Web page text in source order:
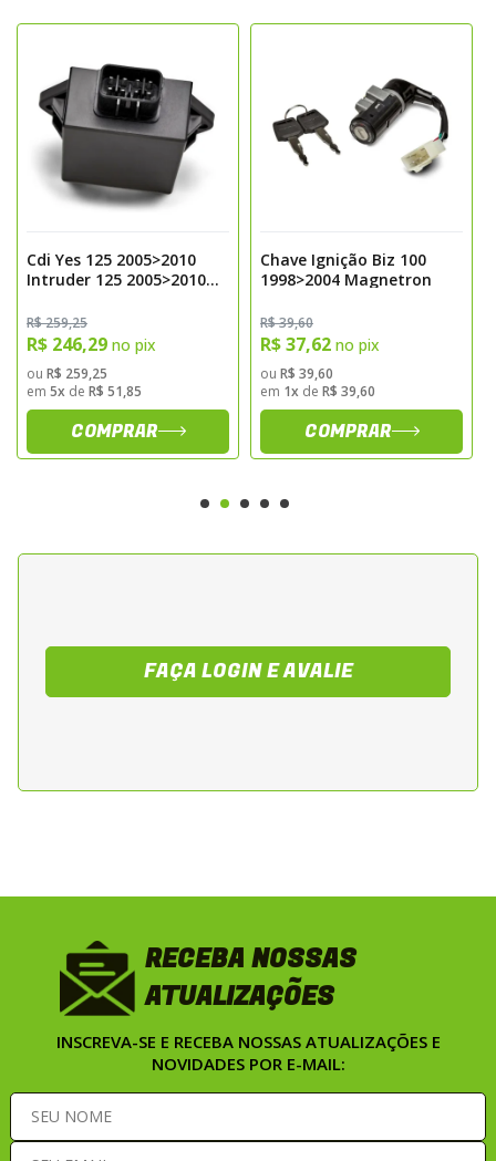
- Conexões elétricas: Padrão original Suzuki,
permitindo instalação direta
- Função: Acionamento do sistema de
ignição e travamento mecânico da direção
Vantagens
impactos
de ignição original
- Funcionamento estável e seguro em
diferentes condições de uso
- Travamento mecânico confiável,
aumentando a proteção da motocicleta
Suzuki Yes 125 2005 a 2010 que buscam um
componente durável, seguro e compatível
Cdi Yes 125 2005>2010
Intruder 125 2005>2010
2007>2008 Digital
Magnetron
R$ 259,25
R$ 246,29 no pix
ou R$ 259,25
em 5x de R$ 51,85
COMPRAR
Chave Ignição Biz 100
1998>2004 Magnetron
R$ 39,60
R$ 37,62 no pix
ou R$ 39,60
em 1x de R$ 39,60
COMPRAR
FAÇA LOGIN E AVALIE
RECEBA NOSSAS
ATUALIZAÇÕES
INSCREVA-SE E RECEBA NOSSAS ATUALIZAÇÕES E
NOVIDADES POR E-MAIL: